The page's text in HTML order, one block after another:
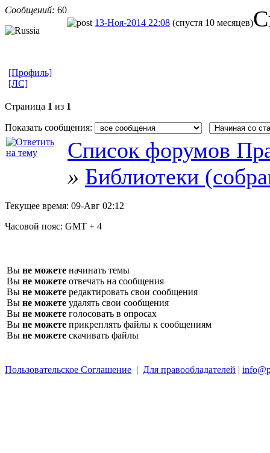
Сообщений: 60
13-Ноя-2014 22:08 (спустя 10 месяцев)
[Профиль]
[ЛС]
Страница 1 из 1
Показать сообщения:
Список форумов
» Библиотеки
Текущее время: 09-Авг 02:12
Часовой пояс: GMT + 4
Вы не можете начинать темы
Вы не можете отвечать на сообщения
Вы не можете редактировать свои сообщения
Вы не можете удалять свои сообщения
Вы не можете голосовать в опросах
Вы не можете прикреплять файлы к сообщениям
Вы не можете скачивать файлы
Пользовательское Соглашение | Для правообладателей |